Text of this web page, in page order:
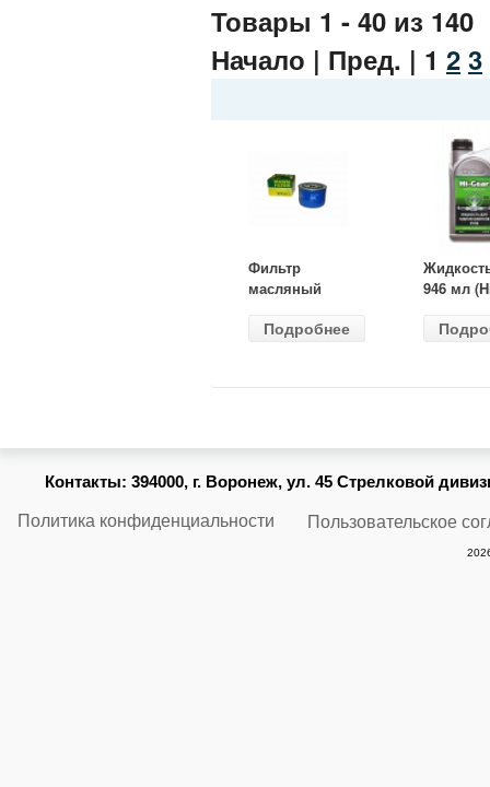
Товары 1 - 40 из 140
Начало | Пред. | 1 2 3
Фильтр
масляный
(MANN) W
Подробнее
946 мл
Контакты: 394000, г. Воронеж, ул. 45 Стрелковой
Политика конфиденциальности Пользовательское